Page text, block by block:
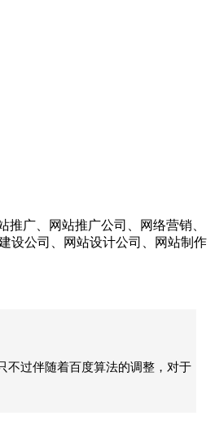
广、网站推广公司、网络营销、
设公司、网站设计公司、网站制作
不过伴随着百度算法的调整，对于